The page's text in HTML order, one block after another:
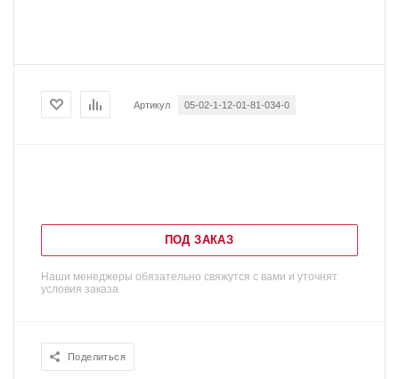
Артикул 05-02-1-12-01-81-034-0
ПОД ЗАКАЗ
Наши менеджеры обязательно свяжутся с вами и уточнят
условия заказа
Поделиться